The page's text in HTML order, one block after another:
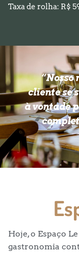
Taxa de rolha: R$
“Nosso
cliente se
à vontade
Hoje, o Espaço Le
gastronomia